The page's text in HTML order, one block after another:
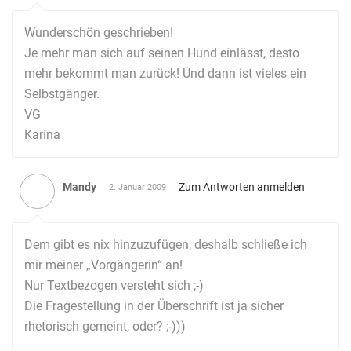
Wunderschön geschrieben!
Je mehr man sich auf seinen Hund einlässt, desto
mehr bekommt man zurück! Und dann ist vieles ein
Selbstgänger.
VG
Karina
Mandy 2. Januar 2009 Zum Antworten anmelden
Dem gibt es nix hinzuzufügen, deshalb schließe ich
mir meiner „Vorgängerin“ an!
Nur Textbezogen versteht sich ;-)
Die Fragestellung in der Überschrift ist ja sicher
rhetorisch gemeint, oder? ;-)))